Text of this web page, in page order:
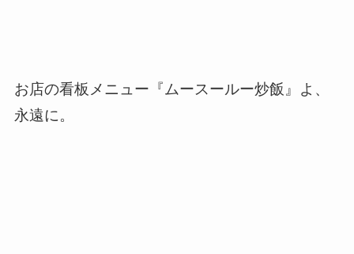
お店の看板メニュー『ムースールー炒飯』よ、
永遠に。